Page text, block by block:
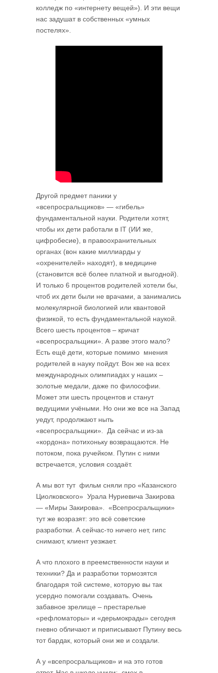
колледж по «интернету вещей»). И эти вещи
нас задушат в собственных «умных
постелях».
Другой предмет паники у
«всепросральщиков» — «гибель»
фундаментальной науки. Родители хотят,
чтобы их дети работали в IT (ИИ же,
цифробесие), в правоохранительных
органах (вон какие миллиарды у
«охренителей» находят), в медицине
(становится всё более платной и выгодной).
И только 6 процентов родителей хотели бы,
чтоб их дети были не врачами, а занимались
молекулярной биологией или квантовой
физикой, то есть фундаментальной наукой.
Всего шесть процентов – кричат
«всепросральщики». А разве этого мало?
Есть ещё дети, которые помимо мнения
родителей в науку пойдут. Вон же на всех
международных олимпиадах у наших –
золотые медали, даже по философии.
Может эти шесть процентов и станут
ведущими учёными. Но они же все на Запад
уедут, продолжают ныть
«всепросральщики». Да сейчас и из-за
«кордона» потихоньку возвращаются. Не
потоком, пока ручейком. Путин с ними
встречается, условия создаёт.
А мы вот тут фильм сняли про «Казанского
Циолковского» Урала Нуриевича Закирова
— «Миры Закирова». «Всепросральщики»
тут же возразят: это всё советские
разработки. А сейчас-то ничего нет, гипс
снимают, клиент уезжает.
А что плохого в преемственности науки и
техники? Да и разработки тормозятся
благодаря той системе, которую вы так
усердно помогали создавать. Очень
забавное зрелище – престарелые
«рефломаторы» и «дерьмокрады» сегодня
гневно обличают и приписывают Путину весь
тот бардак, который они же и создали.
А у «всепросральщиков» и на это готов